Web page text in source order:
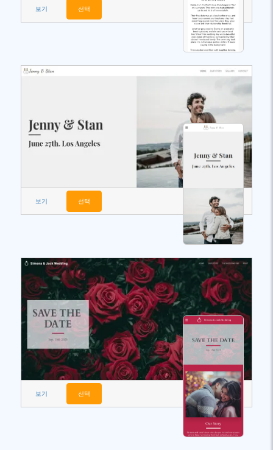
보기 선택
보기 선택
보기 선택